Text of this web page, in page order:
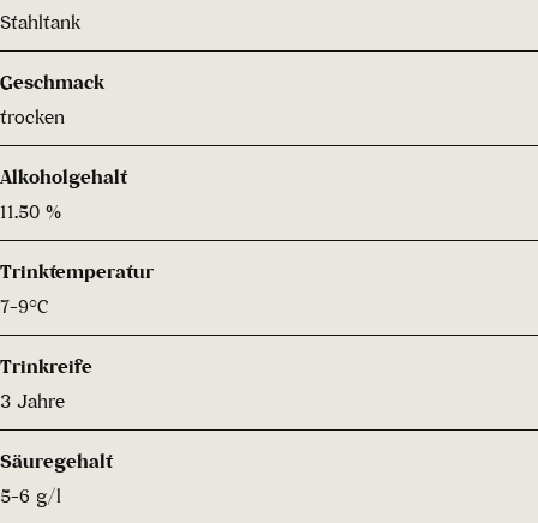
Stahltank
Geschmack
trocken
Alkoholgehalt
11.50 %
Trinktemperatur
7-9°C
Trinkreife
3 Jahre
Säuregehalt
5-6 g/l